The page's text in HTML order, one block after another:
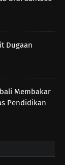
Dugaan
Membakar
Pendidikan